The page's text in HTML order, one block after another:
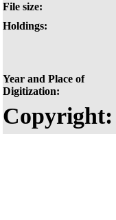
File size:
Holdings:
Year and Place of
Digitization:
Copyright: